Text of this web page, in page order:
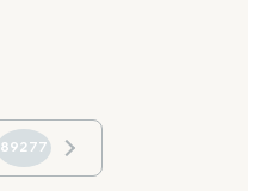
89277